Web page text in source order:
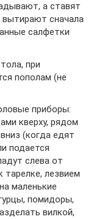
а ставят
вытирают сначала
салфетки
при
пополам (не
приборы:
кверху, рядом
(когда едят
подается
слева от
тарелке, лезвием
маленькие
помидоры,
вилкой,